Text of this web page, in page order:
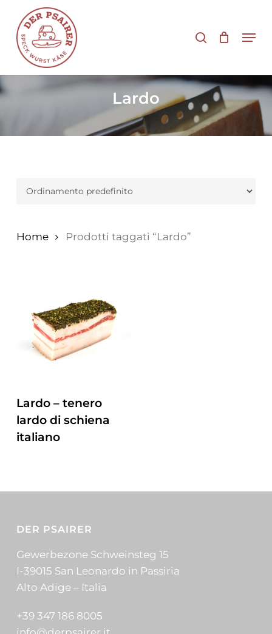
contenuto
principale
Lardo
Home Prodotti taggati “Lardo”
ZUM PRODUKT
Lardo – tenero
lardo di schiena
italiano
DER PSAIRER
Gewerbezone Schweinsteg 15
I-39015 San Leonardo in Passiria
Alto Adige – Italia
+39 347 186 8005